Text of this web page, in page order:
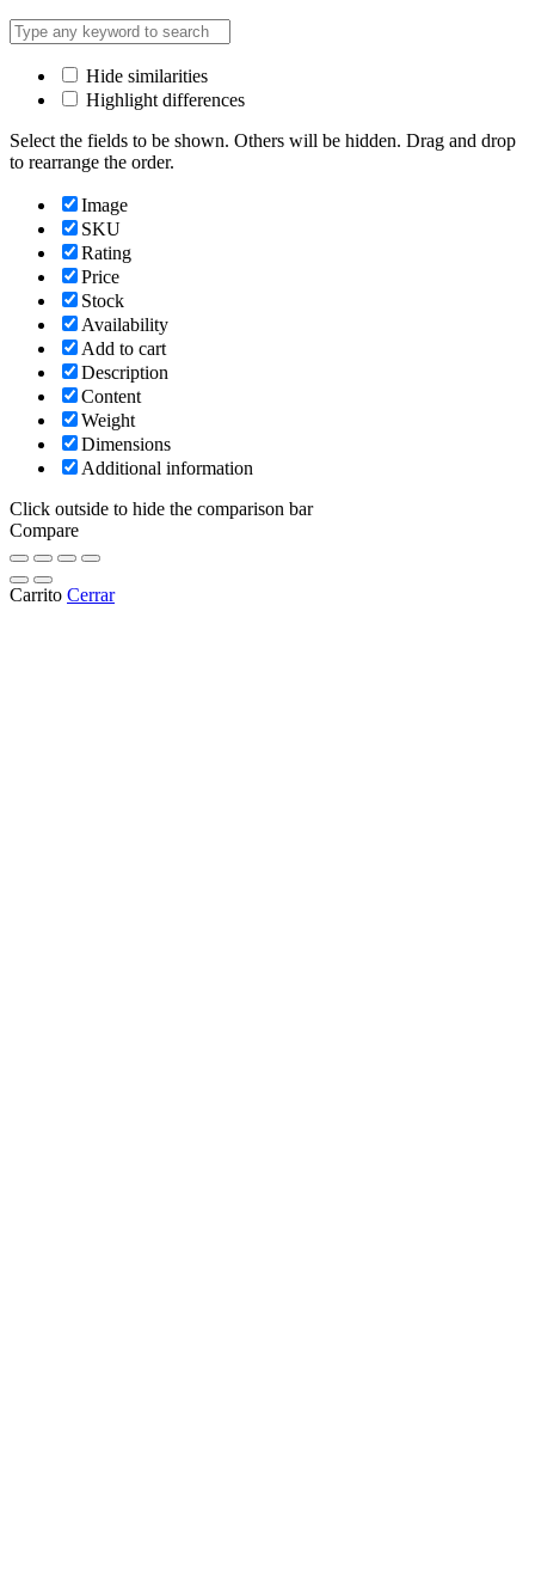
Hide similarities
Highlight differences
Select the fields to be shown. Others will be hidden. Drag and drop
to rearrange the order.
Image
SKU
Rating
Price
Stock
Availability
Add to cart
Description
Content
Weight
Dimensions
Additional information
Click outside to hide the comparison bar
Compare
Carrito Cerrar